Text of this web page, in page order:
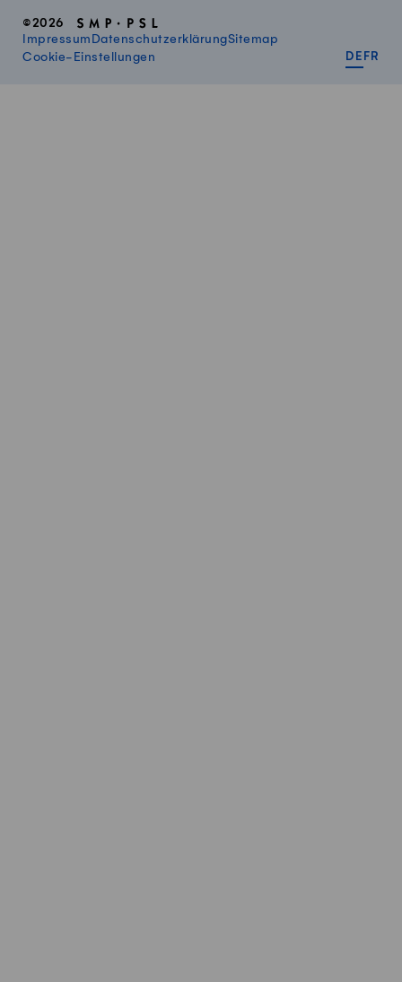
©2026
Impressum DatenschutzerklärungSitemap
Cookie-Einstellungen
DE FR